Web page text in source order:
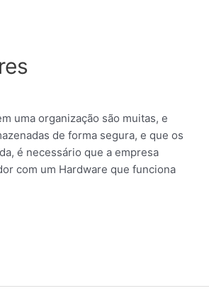
uma organização são muitas, e
de forma segura, e que os
é necessário que a empresa
com um Hardware que funciona